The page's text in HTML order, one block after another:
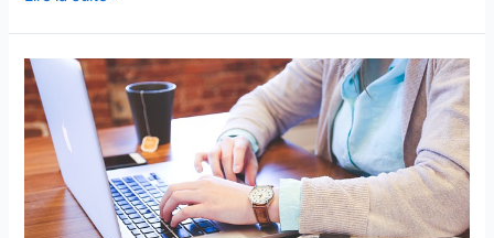
le
vernis
à
ongles
parfait